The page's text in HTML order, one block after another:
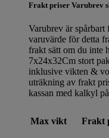
Frakt priser Varubrev
Varubrev är
varuvärde för detta
frakt sätt om du inte
7x24x32Cm stort
inklusive vikten &
uträkning av frakt
kassan med kalkyl
Max vikt Frakt